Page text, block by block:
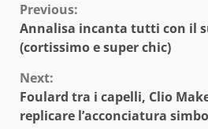
Continue
Reading
Previous:
Annalisa incanta tutti con il
(cortissimo e super chic)
Next:
Foulard tra i capelli, Clio
replicare l’acconciatura